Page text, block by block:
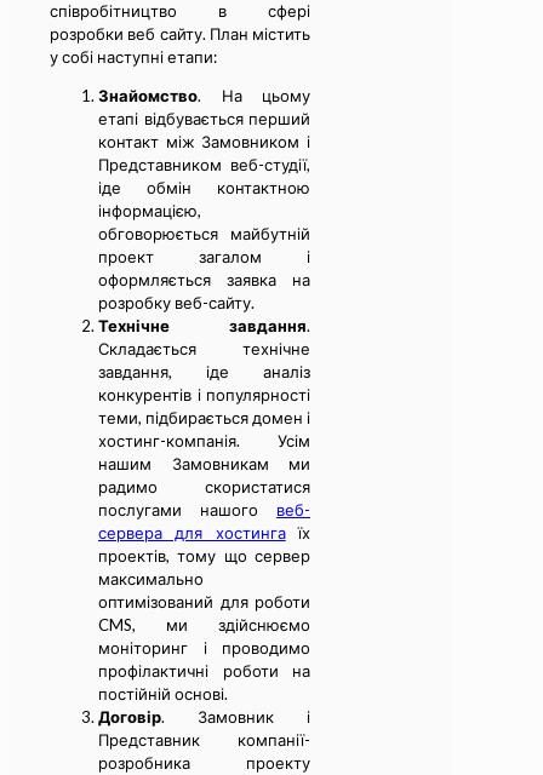
співробітництво в сфері
розробки веб сайту. План містить
у собі наступні етапи:
Знайомство. На цьому
етапі відбувається перший
контакт між Замовником і
Представником веб-студії,
іде обмін контактною
інформацією,
обговорюється майбутній
проект загалом і
оформляється заявка на
розробку веб-сайту.
Технічне завдання.
Складається технічне
завдання, іде аналіз
конкурентів і популярності
теми, підбирається домен і
хостинг-компанія. Усім
нашим Замовникам ми
радимо скористатися
послугами нашого веб-
сервера для хостингаїх
проектів, тому що сервер
максимально
оптимізований для роботи
CMS, ми здійснюємо
моніторинг і проводимо
профілактичні роботи на
постійній основі.
Договір. Замовник і
Представник компанії-
розробника проекту